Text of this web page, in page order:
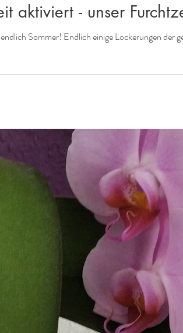
aktiviert - unser
Sommer! Endlich einige Lockerungen